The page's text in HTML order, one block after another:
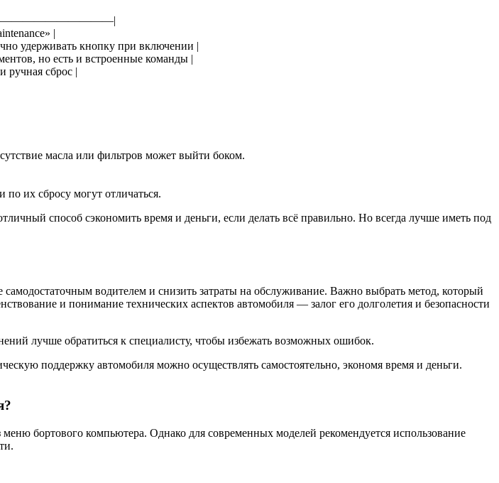
|
удерживать кнопку при включении |
но есть и встроенные команды |
ручная сброс |
масла или фильтров может выйти боком.
их сбросу могут отличаться.
способ сэкономить время и деньги, если делать всё правильно. Но всегда лучше иметь под
водителем и снизить затраты на обслуживание. Важно выбрать метод, который
и понимание технических аспектов автомобиля — залог его долголетия и безопасности
лучше обратиться к специалисту, чтобы избежать возможных ошибок.
поддержку автомобиля можно осуществлять самостоятельно, экономя время и деньги.
бортового компьютера. Однако для современных моделей рекомендуется использование